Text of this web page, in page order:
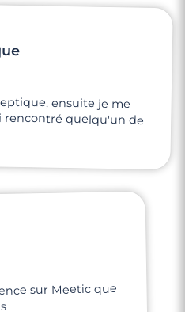
ensuite je me
quelqu'un de
sur Meetic que